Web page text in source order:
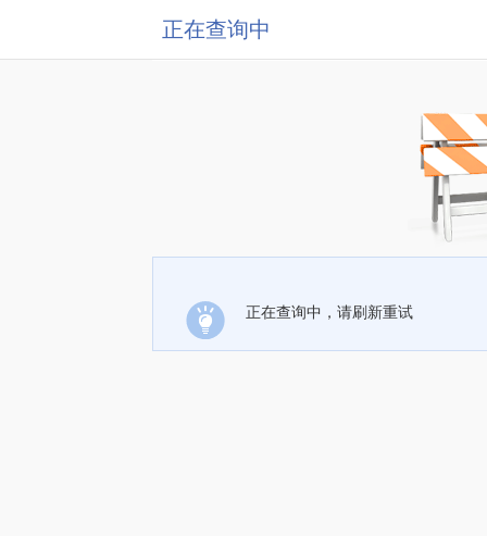
正在查询中
正在查询中，请刷新重试